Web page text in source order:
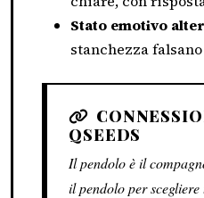
Stato emotivo
stanchezza
QSEEDS
Il pendolo è il
il pendolo per